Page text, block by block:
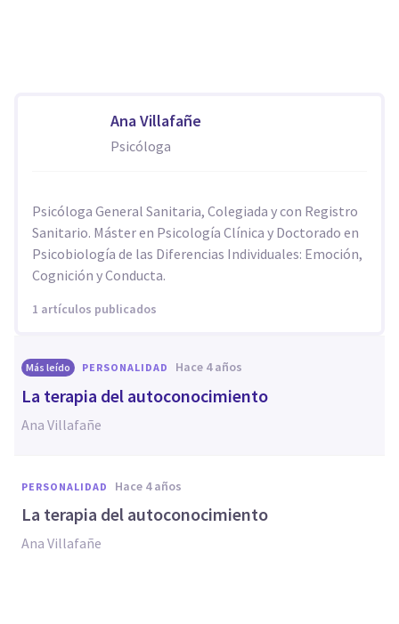
Ana Villafañe
Psicóloga
Psicóloga General Sanitaria, Colegiada y con Registro
Sanitario. Máster en Psicología Clínica y Doctorado en
Psicobiología de las Diferencias Individuales: Emoción,
Cognición y Conducta.
1 artículos publicados
Más leído PERSONALIDAD hace 4 años
La terapia del autoconocimiento
Ana Villafañe
PERSONALIDAD hace 4 años
La terapia del autoconocimiento
Ana Villafañe